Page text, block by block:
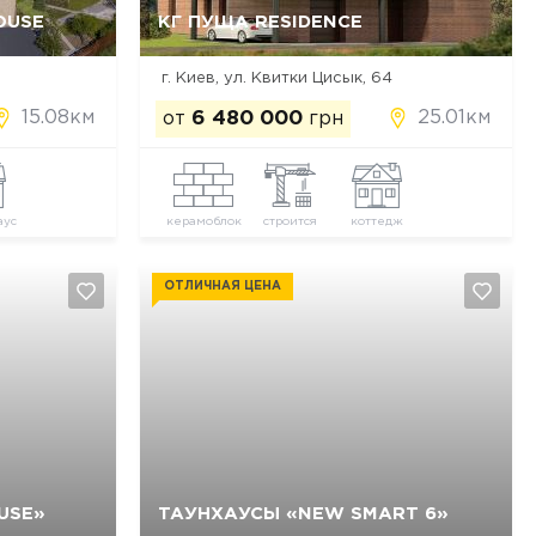
15.08км
КГ ПУЩА RESIDENCE
г. Киев, ул. Квитки Цисык, 64
от 6 480 000 грн 25.01км
керамоблок строится коттедж
Да, удалить Отмена
ТАУНХАУСЫ «NEW SMART 6»
ОТЛИЧНАЯ ЦЕНА
Да, удалить Отмена